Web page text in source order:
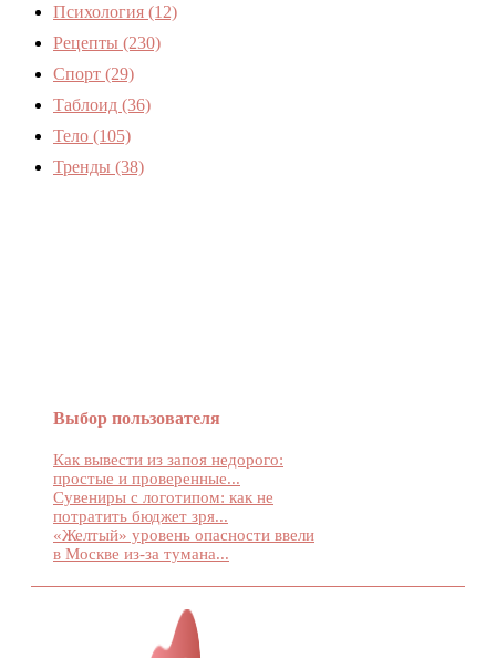
Психология (12)
Рецепты (230)
Спорт (29)
Таблоид (36)
Тело (105)
Тренды (38)
Выбор пользователя
Как вывести из запоя недорого:
простые и проверенные...
Сувениры с логотипом: как не
потратить бюджет зря...
«Желтый» уровень опасности ввели
в Москве из-за тумана...